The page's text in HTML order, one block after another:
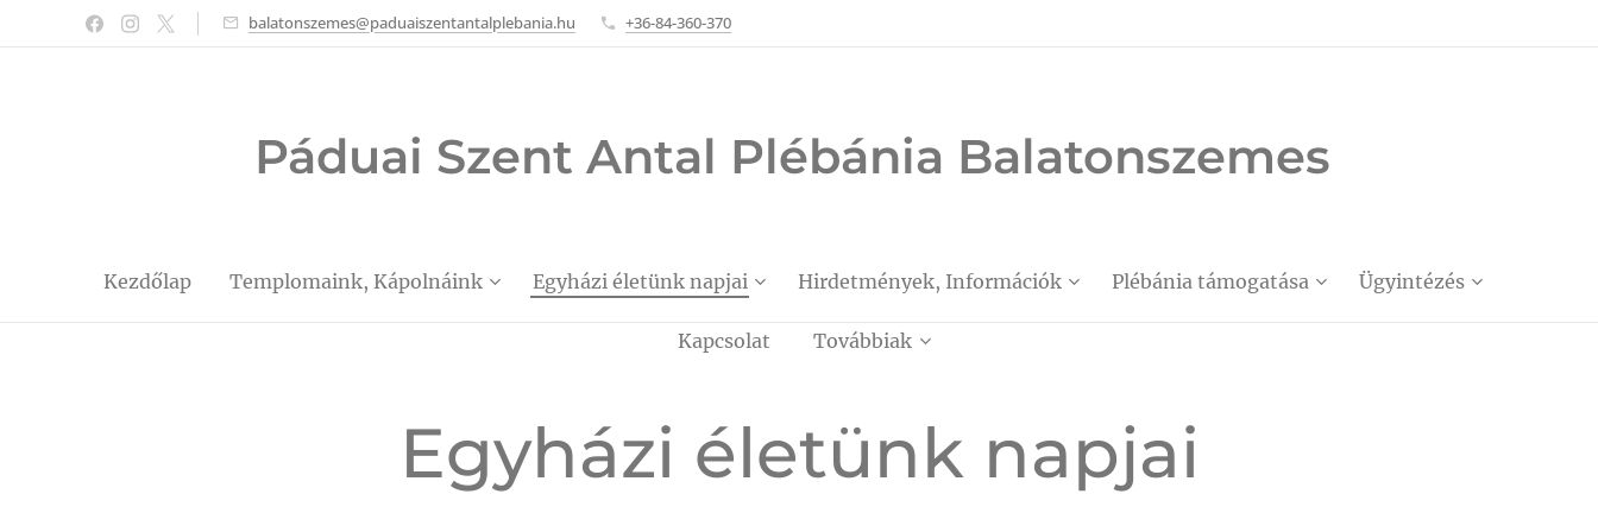
balatonszemes@paduaiszentantalplebania.hu +36-84-360-370
Páduai Szent Antal Plébánia Balatonszemes
Kezdőlap Templomaink, Kápolnáink Egyházi életünk napjai Hirdetmények, Információk Plébánia támogatása Ügyintézés
Kapcsolat Továbbiak
Egyházi életünk napjai